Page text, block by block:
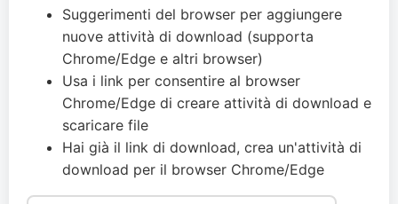
Suggerimenti del browser per aggiungere
nuove attività di download (supporta
Chrome/Edge e altri browser)
Usa i link per consentire al browser
Chrome/Edge di creare attività di download e
scaricare file
Hai già il link di download, crea un'attività di
download per il browser Chrome/Edge